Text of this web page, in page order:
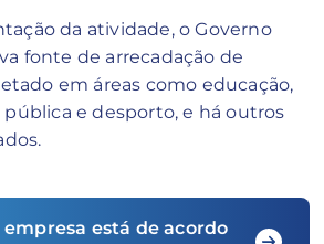
da atividade, o Governo
fonte de arrecadação de
em áreas como educação,
pública e desporto, e há outros
empresa está de acordo